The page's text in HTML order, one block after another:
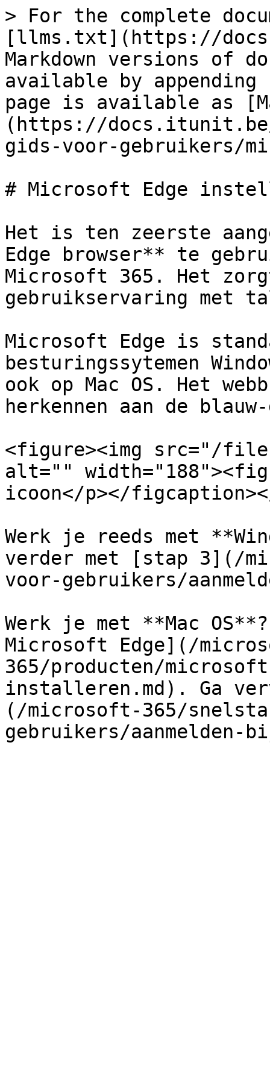
> For the complete
[llms.txt](https://
Markdown versions of
available by
page is available as
(https://
gids-voor-gebruikers/
# Microsoft Edge
Het is ten zeerste
Edge browser** te
Microsoft 365. Het
gebruikservaring met
Microsoft Edge is
besturingssytemen
ook op Mac OS. Het
herkennen aan de
<figure><img src="/files/
alt=""
icoon</p></
Werk je reeds met
verder met [stap 3](/
voor-gebruikers/
Werk je met **Mac
Microsoft Edge](/
365/producten/
installeren.md). Ga
(/microsoft-365/